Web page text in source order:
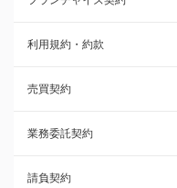
利用規約・約款
覚書・合意書・同意書
承諾書
雇用契約
その他契約・書面
利用規約・約款
売買契約
業務委託契約
請負契約